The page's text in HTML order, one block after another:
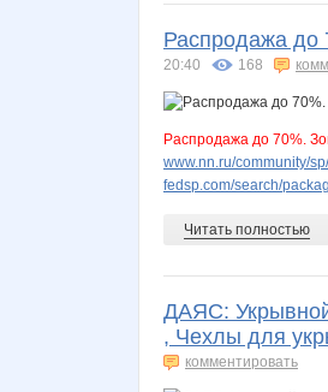
Распродажа до
20:40 168
Распродажа до 70%.
www.nn.ru/community/
fedsp.com/search/
Читать полностью
ДАЯС:
, Чехлы для
комментировать